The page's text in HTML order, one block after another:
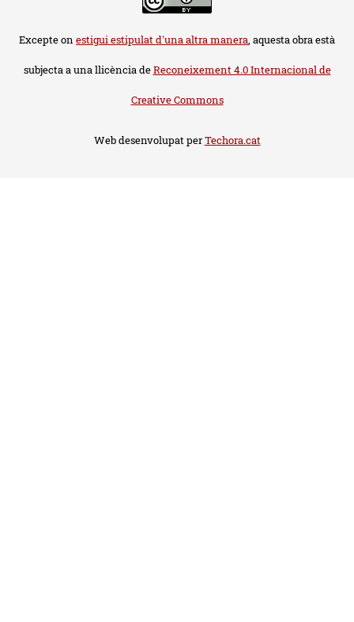
Excepte on estigui estipulat d'una altra manera, aquesta obra està
subjecta a una llicència deReconeixement 4.0 Internacional de
Creative Commons
Web desenvolupat perTechora.cat